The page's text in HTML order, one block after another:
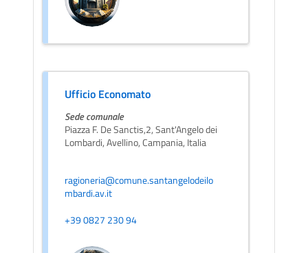
Ufficio Economato
Sede comunale
Piazza F. De Sanctis,2, Sant'Angelo dei
Lombardi, Avellino, Campania, Italia
ragioneria@comune.santangelodeilo
mbardi.av.it
+39 0827 230 94